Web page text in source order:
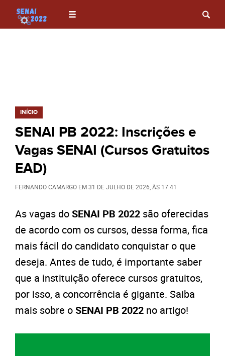
INÍCIO
SENAI PB 2022: Inscrições e
Vagas SENAI (Cursos Gratuitos
EAD)
FERNANDO CAMARGO EM31 DE JULHO DE 2026 , ÀS 17:41
As vagas doSENAI PB 2022 são oferecidas
de acordo com os cursos, dessa forma, fica
mais fácil do candidato conquistar o que
deseja. Antes de tudo, é importante saber
que a instituição oferece cursos gratuitos,
por isso, a concorrência é gigante. Saiba
mais sobre oSENAI PB 2022 no artigo!